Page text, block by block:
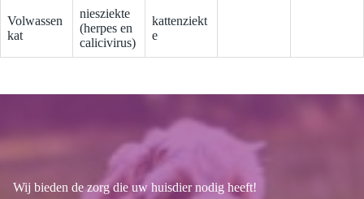
Volwassen
kat
niesziekte
(herpes en
calicivirus)
kattenziekt
e
Wij bieden de zorg die uw huisdier nodig heeft!